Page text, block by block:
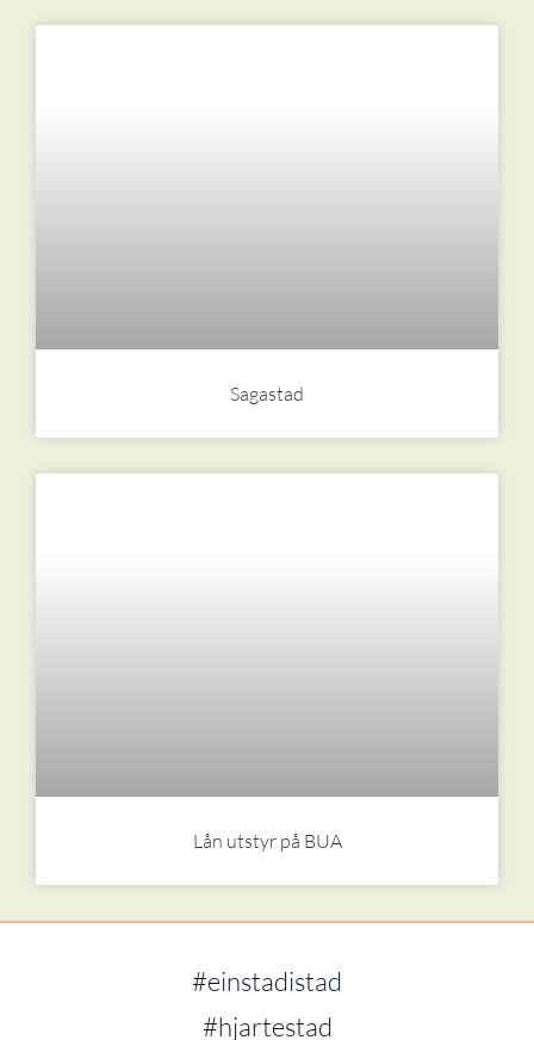
Sagastad
Lån utstyr på BUA
#einstadistad
#hjartestad